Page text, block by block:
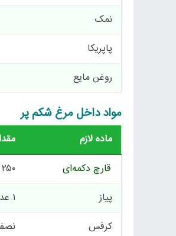
نمک
پاپریکا
روغن مایع
مواد داخل مرغ شکم پر
ماده لازم
قارچ دکمه‌ای
۲۵۰ گرم
پیاز
۱ عدد درشت
کرفس